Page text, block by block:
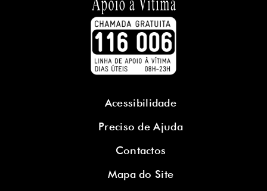
Acessibilidade
Preciso de Ajuda
Contactos
Mapa do Site